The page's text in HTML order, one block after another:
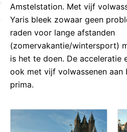
Amstelstation. Met vijf
Yaris bleek zowaar geen
raden voor lange afstanden
(zomervakantie/wintersport)
is het te doen. De acceleratie
ook met vijf volwassenen aan
prima.